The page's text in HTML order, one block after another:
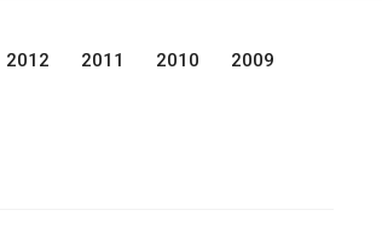
2012 2011 2010 2009